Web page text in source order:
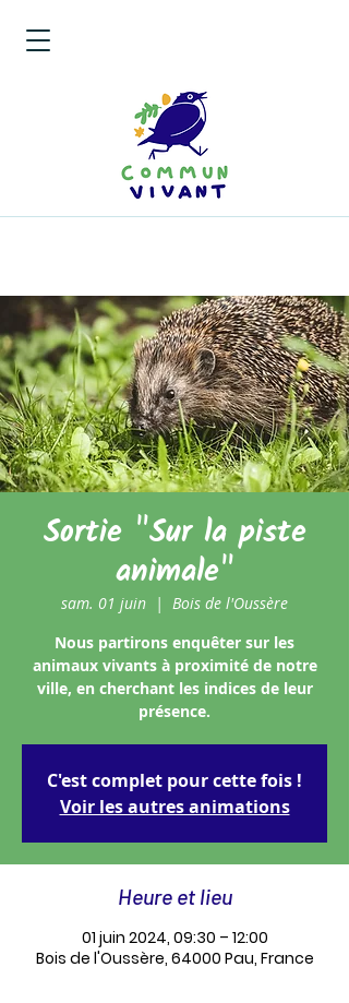
Sortie "Sur la piste
animale"
sam. 01 juin
  |
Bois de l'Oussère
Nous partirons enquêter sur les
animaux vivants à proximité de notre
ville, en cherchant les indices de leur
C'est complet pour cette fois !
Voir les autres animations
Heure et lieu
01 juin 2024, 09:30 – 12:00
Bois de l'Oussère, 64000 Pau, France